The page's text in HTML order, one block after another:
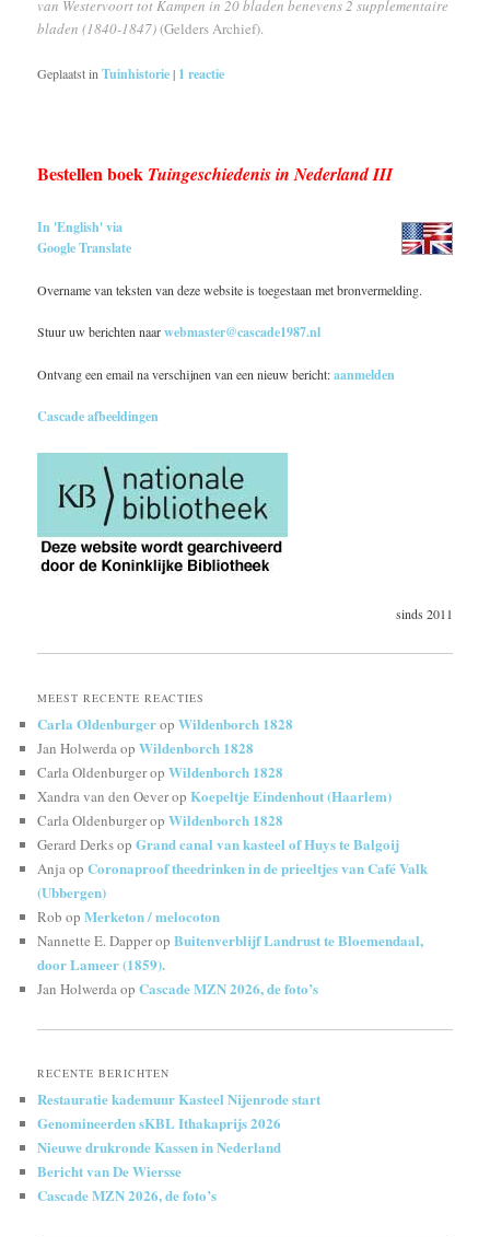
van Westervoort tot Kampen in 20 bladen benevens 2 supplementaire
bladen (1840-1847)(Gelders Archief).
Geplaatst in Tuinhistorie| 1 reactie
Bestellen boek Tuingeschiedenis in Nederland III
In 'English' via
Google Translate
Overname van teksten van deze website is toegestaan met bronvermelding.
Stuur uw berichten naarwebmaster@cascade1987.nl
Ontvang een email na verschijnen van een nieuw bericht:aanmelden
Cascade afbeeldingen
sinds 2011
MEEST RECENTE REACTIES
Carla OldenburgeropWildenborch 1828
Jan HolwerdaopWildenborch 1828
Carla OldenburgeropWildenborch 1828
Xandra van den OeveropKoepeltje Eindenhout (Haarlem)
Carla OldenburgeropWildenborch 1828
Gerard DerksopGrand canal van kasteel of Huys te Balgoij
AnjaopCoronaproof theedrinken in de prieeltjes van Café Valk
(Ubbergen)
Rob opMerketon / melocoton
Nannette E. DapperopBuitenverblijf Landrust te Bloemendaal,
door Lameer (1859).
Jan HolwerdaopCascade MZN 2026, de foto’s
RECENTE BERICHTEN
Restauratie kademuur Kasteel Nijenrode start
Genomineerden sKBL Ithakaprijs 2026
Nieuwe drukronde Kassen in Nederland
Bericht van De Wiersse
Cascade MZN 2026, de foto’s